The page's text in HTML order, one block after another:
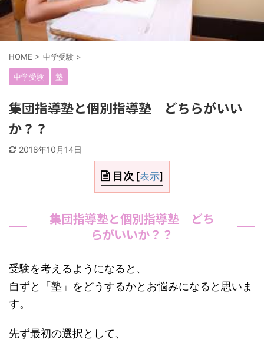
HOME > 中学受験 >
中学受験 塾
集団指導塾と個別指導塾 どちらがいい
か？？
2018年10月14日
目次 [表示]
集団指導塾と個別指導塾 どち
らがいいか？？
受験を考えるようになると、
自ずと「塾」をどうするかとお悩みになると思いま
す。
先ず最初の選択として、